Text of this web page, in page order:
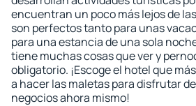
encuentran un poco más lejos de
son perfectos tanto para unas
para una estancia de una sola
tiene muchas cosas que ver y
obligatorio. ¡Escoge el hotel que
a hacer las maletas para disfrutar
negocios ahora mismo!